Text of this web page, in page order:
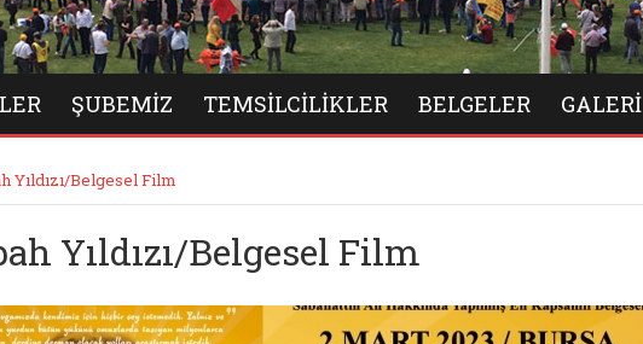
ŞUBEMIZ TEMSILCILIKLER BELGELER GALERİ
Yıldızı/Belgesel Film
Yıldızı/Belgesel Film